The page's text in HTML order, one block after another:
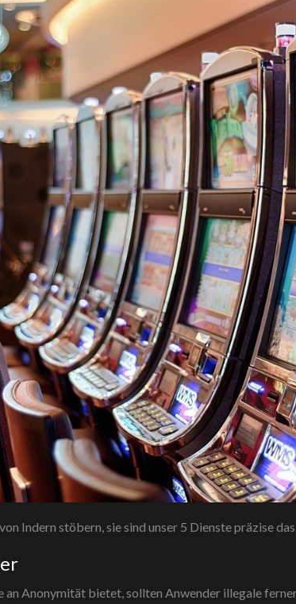
Indern stöbern, sie sind unser 5 Dienste präzise
an Anonymität bietet, sollten Anwender illegale